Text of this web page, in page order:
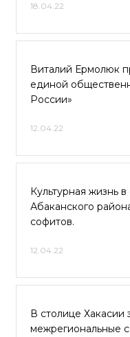
18.04.22
Виталий Ермолюк
единой
России»
12.04.22
Культурная жизнь
Абаканского
софитов.
12.04.22
В столице Хакасии
межрегиональные